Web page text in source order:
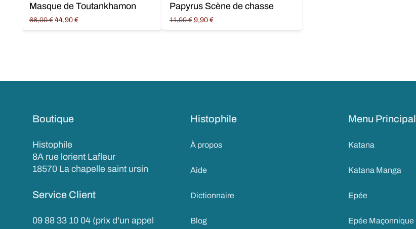
Masque de Toutankhamon
66,00€ Original
price
44,90 €Current
price is:
Ajouter au panier
Papyrus Scène de chasse
11,00€ Original
price
9,90 €Current
price is:
Ajouter au panier
Boutique
Histophile
8A rue lorient Lafleur
18570 La chapelle saint ursin
Service Client
09 88 33 10 04 (prix d'un appel
Histophile
À propos
Aide
Dictionnaire
Blog
Menu Principal
Katana
Katana Manga
Epée
Epée Maçonnique